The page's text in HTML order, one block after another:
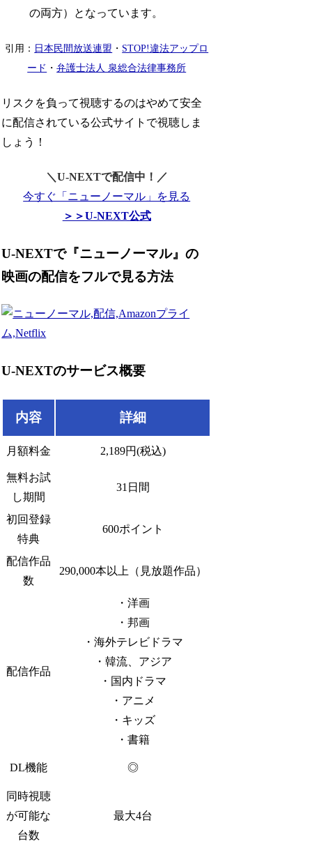
の両方）となっています。
引用： 日本民間放送連盟 ・ STOP!違法アップロ
ード ・弁護士法人 泉総合法律事務所
リスクを負って視聴するのはやめて安全
に配信されている公式サイトで視聴しま
しょう！
＼U-NEXTで配信中！／
今すぐ「ニューノーマル」を見る
＞＞U-NEXT公式
U-NEXTで『ニューノーマル』の
映画の配信をフルで見る方法
U-NEXTのサービス概要
内容 詳細
月額料金 2,189円(税込)
無料お試
し期間
31日間
初回登録
特典
600ポイント
配信作品
数
290,000本以上（見放題作品）
配信作品
・洋画
・邦画
・海外テレビドラマ
・韓流、アジア
・国内ドラマ
・アニメ
・キッズ
・書籍
DL機能 ◎
同時視聴
が可能な
台数
最大4台